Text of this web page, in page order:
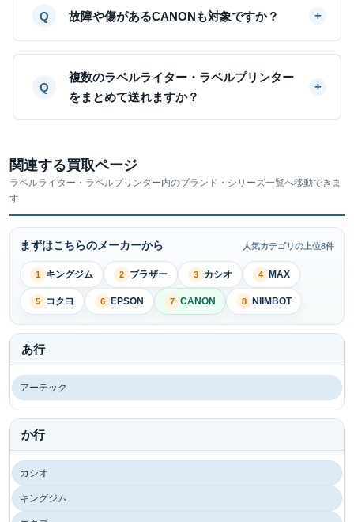
故障や傷があるCANONも対象ですか？
複数のラベルライター・ラベルプリンター
をまとめて送れますか？
関連する買取ページ
ラベルライター・ラベルプリンター内のブランド・シリーズ一覧へ移動できま
す
まずはこちらのメーカーから 人気カテゴリの上位8件
1 キングジム 2 ブラザー 3 カシオ 4 MAX
5 コクヨ 6 EPSON 7 CANON 8 NIIMBOT
あ行
アーテック
か行
カシオ
キングジム